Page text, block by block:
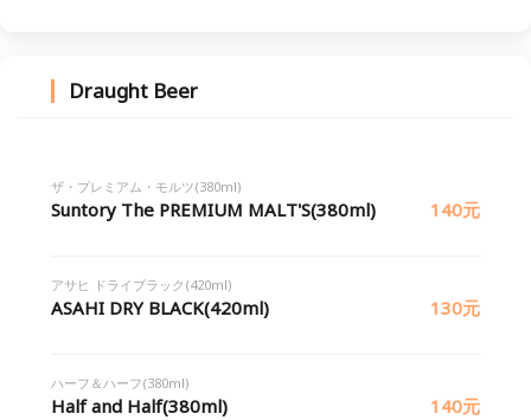
Draught Beer
ザ・プレミアム・モルツ(380ml)
Suntory The PREMIUM MALT'S(380ml) 140元
アサヒ ドライブラック(420ml)
ASAHI DRY BLACK(420ml) 130元
ハーフ＆ハーフ(380ml)
Half and Half(380ml) 140元